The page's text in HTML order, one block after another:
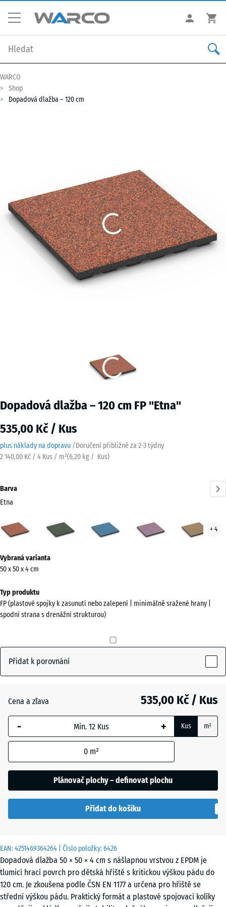
WARCO
Shop
Dopadová dlažba – 120 cm
Dopadová dlažba – 120 cm FP "Etna"
535,00 Kč / Kus
plus náklady na dopravu /Doručení přibližně za 2-3 týdny
2 140,00 Kč / 4 Kus / m²(6,20 kg / Kus)
EAN:4251469364264 | Číslo položky:6426
Dopadová dlažba 50 × 50 × 4 cm s nášlapnou vrstvou z EPDM je
tlumicí hrací povrch pro dětská hřiště s kritickou výškou pádu do
120 cm. Je zkoušena podle ČSN EN 1177 a určena pro hřiště se
střední výškou pádu. Praktický formát a plastové spojovací kolíky
Barva
Etna
(active)
trávník
Levandule
+ 4
informací
o
Zobrazit
paletu
(active)
trávník
Atlantik
Terakota
Tmavě
šedá
Vybraná varianta
50 x 50 x 4 cm
Typ produktu
FP (plastové spojky k zasunutí nebo zalepení | minimálně sražené hrany |
spodní strana s drenážní strukturou)
Přidat k porovnání
Cena a zľava 535,00 Kč / Kus
- + Kus m²
0 m²
Plánovač plochy – definovat plochu
Přidat do košíku